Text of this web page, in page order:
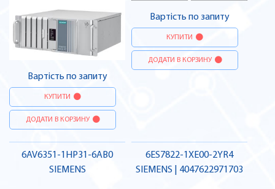
Вартість по запиту
КУПИТИ
ДОДАТИ В КОРЗИНУ
Вартість по запиту
КУПИТИ
ДОДАТИ В КОРЗИНУ
6AV6351-1HP31-6AB0
SIEMENS
6ES7822-1XE00-2YR4
SIEMENS | 4047622971703